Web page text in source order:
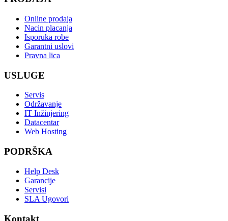
Online prodaja
Nacin placanja
Isporuka robe
Garantni uslovi
Pravna lica
USLUGE
Servis
Održavanje
IT Inžinjering
Datacentar
Web Hosting
PODRŠKA
Help Desk
Garancije
Servisi
SLA Ugovori
Kontakt